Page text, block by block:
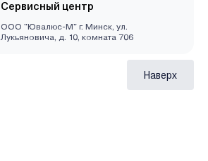
Сервисный центр
ООО "Ювалюс-М" г. Минск, ул.
Лукьяновича, д. 10, комната 706
Наверх